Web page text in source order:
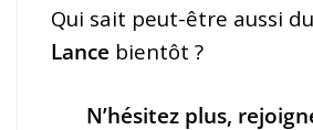
Qui sait peut-être aussi du
Lance bientôt ?
N’hésitez plus,